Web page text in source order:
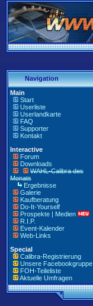
Navigation
Main
Start
Userliste
Userlandkarte
FAQ
Supporter
Kontakt
Interactive
Forum
Downloads
WAHL-Calibra des
Monats
Ergebnisse
Galerie
Kaufberatung
Do-It-Yourself
Prospekte | Medien
R.I.P.
Event-Kalender
Web-Links
Special
Calibra-Registrierung
Unsere Facebookgruppe
FOH-Teileliste
Aktuelle Umfragen